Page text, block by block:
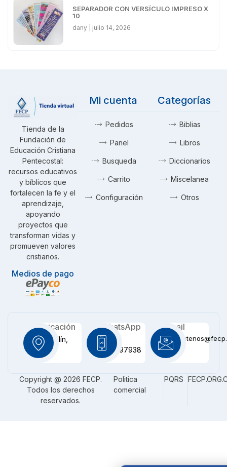
SEPARADOR CON VERSÍCULO IMPRESO X
10
dany julio 14, 2026
Tienda de la
Fundación de
Educación Cristiana
Pentecostal:
recursos educativos
y bíblicos que
fortalecen la fe y el
aprendizaje,
apoyando
proyectos que
transforman vidas y
promueven valores
cristianos.
Medios de pago
Mi cuenta
Pedidos
Panel
Busqueda
Carrito
Configuración
Categorías
Biblias
Libros
Diccionarios
Miscelanea
Otros
Ubicación
Medellín,
CO
WhatsApp
+57
3116097938
Email
Copyright @ 2026 FECP.
Todos los derechos
reservados.
Politica
comercial
PQRS